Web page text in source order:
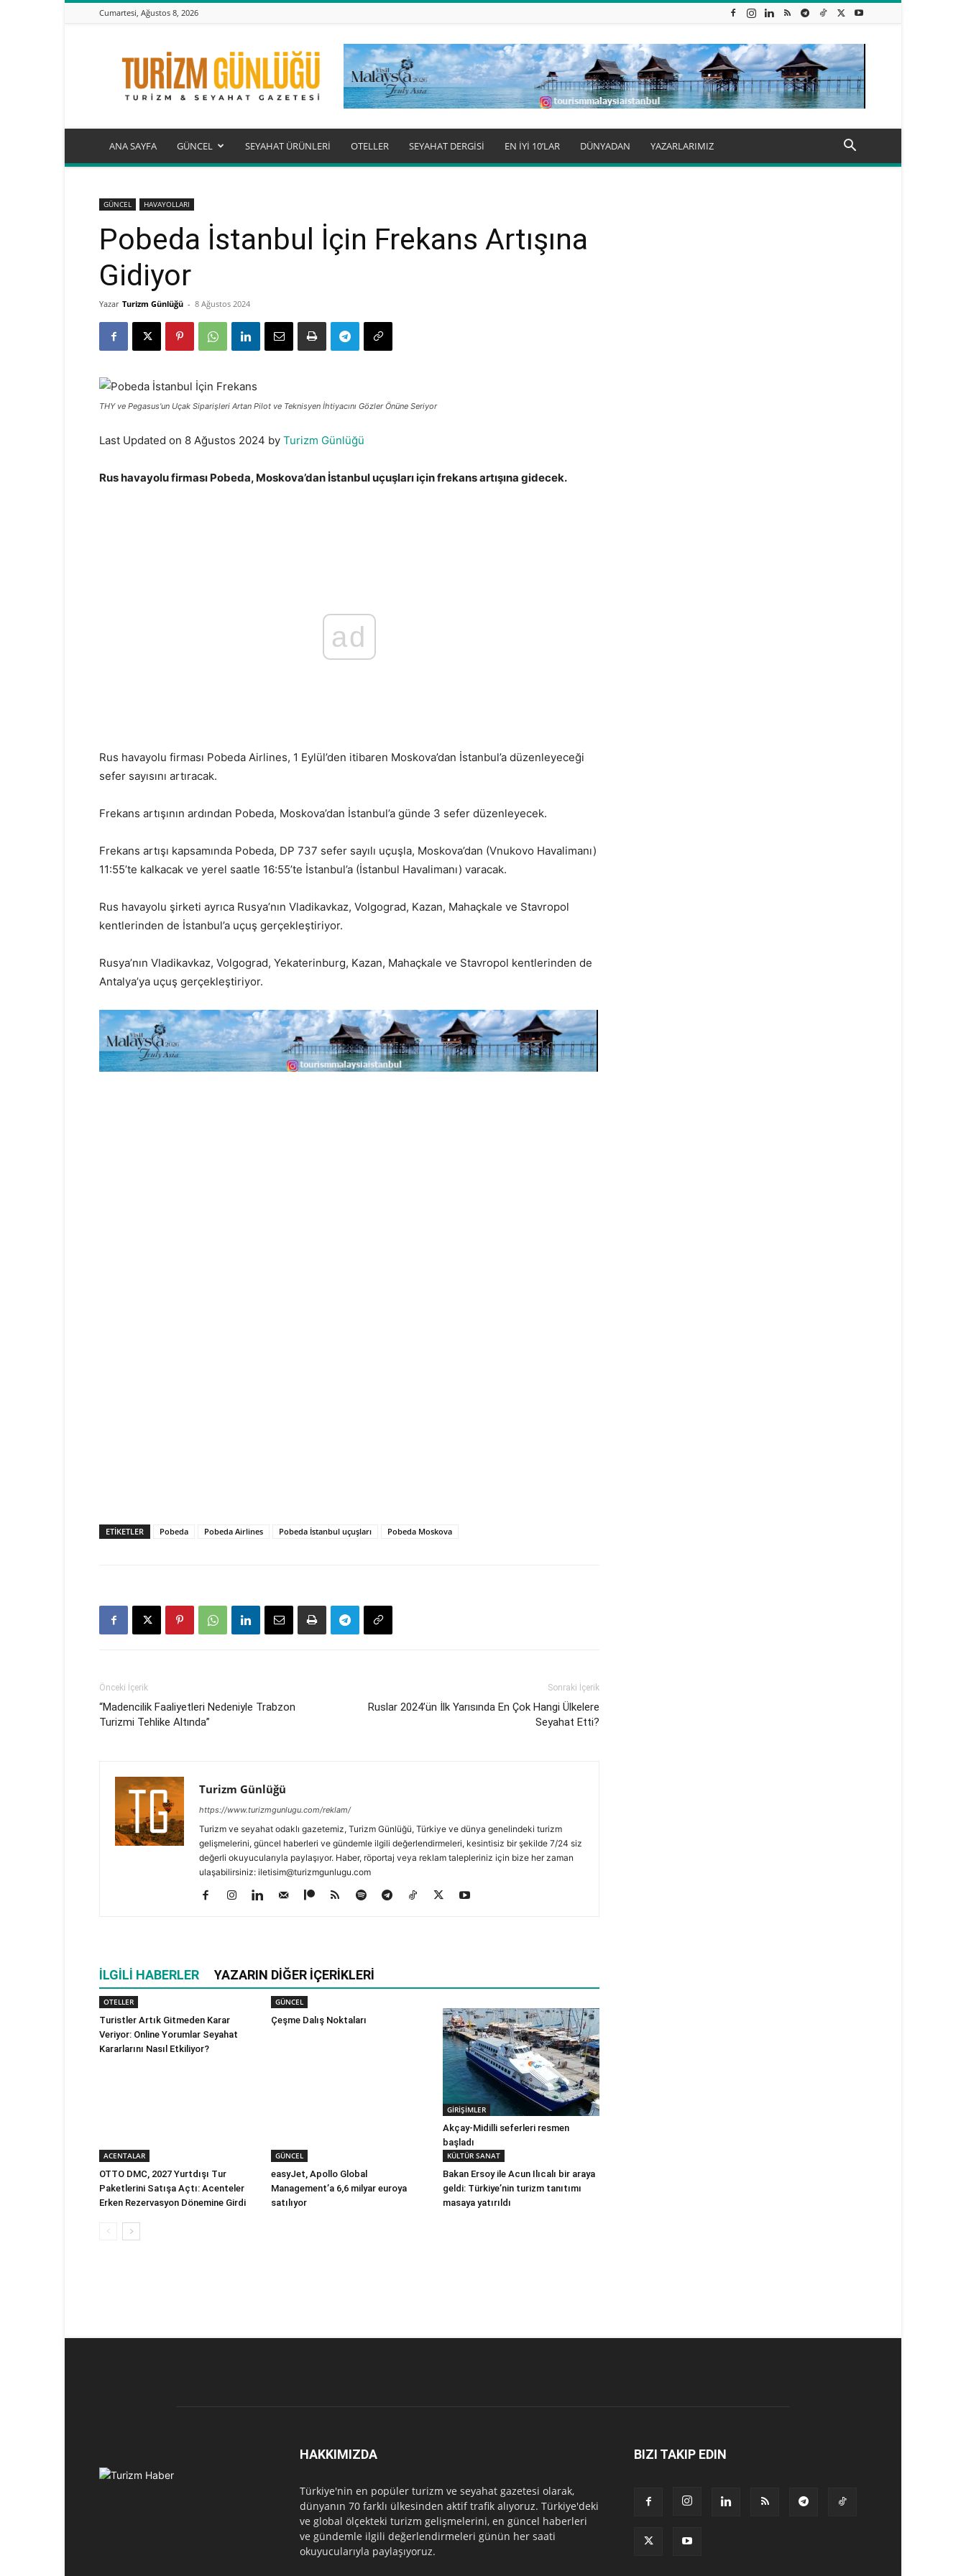
Cumartesi, Ağustos 8, 2026
Turizm
Günlüğü
ANA SAYFA GÜNCEL SEYAHAT ÜRÜNLERİ OTELLER SEYAHAT DERGİSİ EN İYİ 10’LAR DÜNYADAN YAZARLARIMIZ
GÜNCEL HAVAYOLLARI
Pobeda İstanbul İçin Frekans Artışına
Gidiyor
Yazar Turizm Günlüğü - 8 Ağustos 2024
THY ve Pegasus'un Uçak Siparişleri Artan Pilot ve Teknisyen İhtiyacını Gözler Önüne Seriyor
Last Updated on 8 Ağustos 2024 by Turizm Günlüğü
Rus havayolu firması Pobeda, Moskova’dan İstanbul uçuşları için frekans artışına gidecek.
ad
Rus havayolu firması Pobeda Airlines, 1 Eylül’den itibaren Moskova’dan İstanbul’a düzenleyeceği
sefer sayısını artıracak.
Frekans artışının ardından Pobeda, Moskova’dan İstanbul’a günde 3 sefer düzenleyecek.
Frekans artışı kapsamında Pobeda, DP 737 sefer sayılı uçuşla, Moskova’dan (Vnukovo Havalimanı)
11:55’te kalkacak ve yerel saatle 16:55’te İstanbul’a (İstanbul Havalimanı) varacak.
Rus havayolu şirketi ayrıca Rusya’nın Vladikavkaz, Volgograd, Kazan, Mahaçkale ve Stavropol
kentlerinden de İstanbul’a uçuş gerçekleştiriyor.
Rusya’nın Vladikavkaz, Volgograd, Yekaterinburg, Kazan, Mahaçkale ve Stavropol kentlerinden de
Antalya’ya uçuş gerçekleştiriyor.
ETIKETLER Pobeda Pobeda Airlines Pobeda İstanbul uçuşları Pobeda Moskova
Önceki İçerik
“Madencilik Faaliyetleri Nedeniyle Trabzon
Turizmi Tehlike Altında”
Sonraki İçerik
Ruslar 2024’ün İlk Yarısında En Çok Hangi Ülkelere
Seyahat Etti?
Turizm Günlüğü
https://www.turizmgunlugu.com/reklam/
Turizm ve seyahat odaklı gazetemiz, Turizm Günlüğü, Türkiye ve dünya genelindeki turizm
gelişmelerini, güncel haberleri ve gündemle ilgili değerlendirmeleri, kesintisiz bir şekilde 7/24 siz
değerli okuyucularıyla paylaşıyor. Haber, röportaj veya reklam talepleriniz için bize her zaman
ulaşabilirsiniz: iletisim@turizmgunlugu.com
İLGILI HABERLER YAZARIN DIĞER İÇERIKLERI
OTELLER
Turistler Artık Gitmeden Karar
Veriyor: Online Yorumlar Seyahat
Kararlarını Nasıl Etkiliyor?
GÜNCEL
Çeşme Dalış Noktaları
GİRİŞİMLER
Akçay-Midilli seferleri resmen
başladı
ACENTALAR
OTTO DMC, 2027 Yurtdışı Tur
Paketlerini Satışa Açtı: Acenteler
Erken Rezervasyon Dönemine Girdi
GÜNCEL
easyJet, Apollo Global
Management’a 6,6 milyar euroya
satılıyor
KÜLTÜR SANAT
Bakan Ersoy ile Acun Ilıcalı bir araya
geldi: Türkiye’nin turizm tanıtımı
masaya yatırıldı
HAKKIMIZDA
Türkiye'nin en popüler turizm ve seyahat gazetesi olarak,
dünyanın 70 farklı ülkesinden aktif trafik alıyoruz. Türkiye'deki
ve global ölçekteki turizm gelişmelerini, en güncel haberleri
ve gündemle ilgili değerlendirmeleri günün her saati
okuyucularıyla paylaşıyoruz.
BIZI TAKIP EDIN